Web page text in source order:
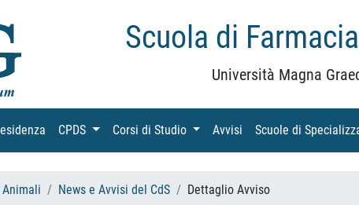
Scuola di
Università Magna
(current)
CPDS (current)Corsi di Studio (current)
Avvisi (current)
Scuole di
News e Avvisi del CdS Dettaglio Avviso